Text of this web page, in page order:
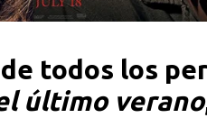
todos los
último verano